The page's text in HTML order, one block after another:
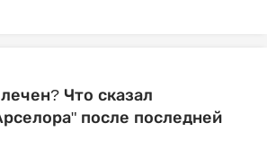
Что сказал
после последней